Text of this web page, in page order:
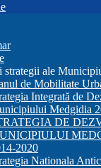
strategii ale
de Mobilitate
Integrată de
Medgidia
DE
2020
Nationala